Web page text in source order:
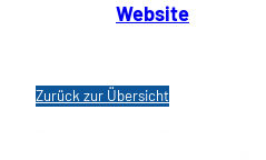
Website
Zurück zur Übersicht